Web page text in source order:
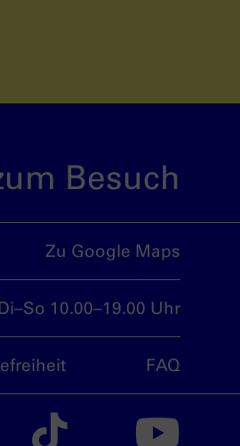
Besuch
Zu Google Maps
10.00–19.00 Uhr
FAQ
nsdoku
Das